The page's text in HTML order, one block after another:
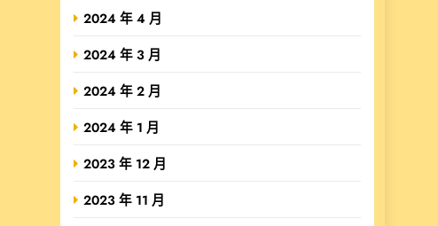
2024 年 4 月
2024 年 3 月
2024 年 2 月
2024 年 1 月
2023 年 12 月
2023 年 11 月